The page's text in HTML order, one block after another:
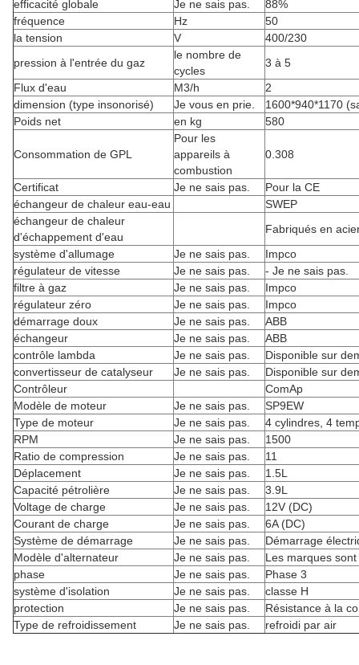
efficacité globale Je ne sais pas.
88%
fréquence
Hz
50
la tension
V
400/230
pression à l'entrée du gaz
le nombre de
cycles
3 à 5
Flux d'eau
M3/h
2
dimension (type insonorisé)
Je vous en prie.
1600*940*1170
Poids net
en kg 580
Consommation de GPL
Pour les
appareils à
combustion
0.308
Certificat Je ne sais pas.
Pour la CE
échangeur de chaleur eau-eau
SWEP
échangeur de chaleur
d'échappement d'eau
Fabriqués en
système d'allumage
Je ne sais pas.
Impco
régulateur de vitesse
Je ne sais pas.
- Je ne sais pas.
filtre à gaz
Je ne sais pas.
Impco
régulateur zéro
Je ne sais pas.
Impco
démarrage doux
Je ne sais pas.
ABB
échangeur
Je ne sais pas.
ABB
contrôle lambda
Je ne sais pas.
Disponible sur
convertisseur de catalyseur
Je ne sais pas.
Disponible sur
Contrôleur
ComAp
Modèle de moteur
Je ne sais pas.
SP9EW
Type de moteur
Je ne sais pas.
4 cylindres, 4
RPM
Je ne sais pas.
1500
Ratio de compression
Je ne sais pas.
11
Déplacement
Je ne sais pas.
1.5L
Capacité pétrolière
Je ne sais pas.
3.9L
Voltage de charge
Je ne sais pas.
12V (DC)
Courant de charge
Je ne sais pas.
6A (DC)
Système de démarrage
Je ne sais pas.
Démarrage
Modèle d'alternateur
Je ne sais pas.
Les marques
phase
Je ne sais pas.
Phase 3
système d'isolation
Je ne sais pas.
classe H
protection
Je ne sais pas.
Résistance à la
Type de refroidissement
Je ne sais pas. refroidi par air